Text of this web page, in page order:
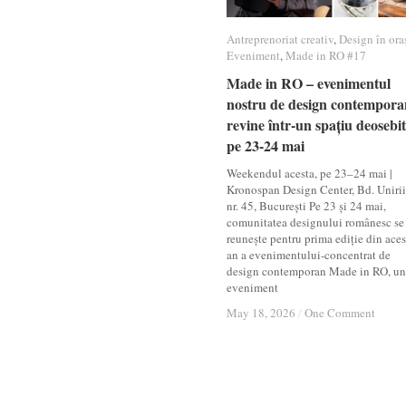
Antreprenoriat creativ,Design în
Eveniment,Made in RO #17
Made in RO – evenimentul
nostru de design
revine într-un spațiu
pe 23-24 mai
Weekendul acesta, pe 23–24 mai |
Kronospan Design Center, Bd. Unirii
nr. 45, București Pe 23 și 24 mai,
comunitatea designului românesc se
reunește pentru prima ediție din
an a evenimentului-concentrat de
design contemporan Made in RO, un
eveniment
May 18, 2026 / One Comment
Antreprenoriat creativ Design în
Eveniment Made in RO #17
Made in RO – evenimentul
nostru de design
revine într-un spațiu
pe 23-24 mai
May 18, 2026 / One Comment